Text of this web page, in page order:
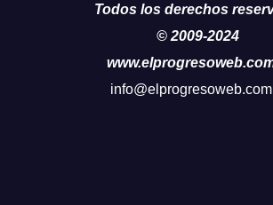
Todos los derechos
© 2009-2024